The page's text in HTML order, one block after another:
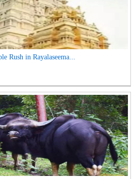
Rush in Rayalaseema...